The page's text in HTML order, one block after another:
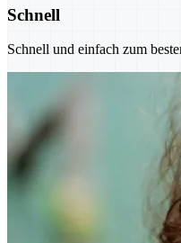
Schnell
Schnell und einfach zum